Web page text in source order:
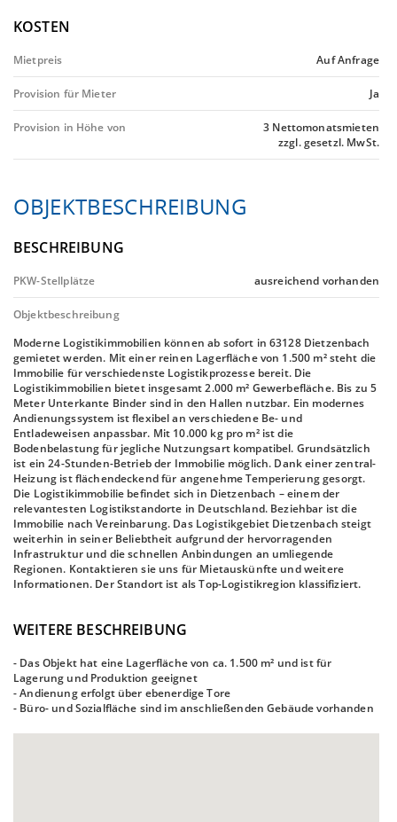
KOSTEN
Mietpreis Auf Anfrage
Provision für Mieter Ja
Provision in Höhe von
3 Nettomonatsmieten
zzgl. gesetzl. MwSt.
OBJEKTBESCHREIBUNG
BESCHREIBUNG
PKW-Stellplätze ausreichend vorhanden
Objektbeschreibung
Moderne Logistikimmobilien können ab sofort in 63128 Dietzenbach
gemietet werden. Mit einer reinen Lagerfläche von 1.500 m² steht die
Immobilie für verschiedenste Logistikprozesse bereit. Die
Logistikimmobilien bietet insgesamt 2.000 m² Gewerbefläche. Bis zu 5
Meter Unterkante Binder sind in den Hallen nutzbar. Ein modernes
Andienungssystem ist flexibel an verschiedene Be- und
Entladeweisen anpassbar. Mit 10.000 kg pro m² ist die
Bodenbelastung für jegliche Nutzungsart kompatibel. Grundsätzlich
ist ein 24-Stunden-Betrieb der Immobilie möglich. Dank einer zentral-
Heizung ist flächendeckend für angenehme Temperierung gesorgt.
Die Logistikimmobilie befindet sich in Dietzenbach – einem der
relevantesten Logistikstandorte in Deutschland. Beziehbar ist die
Immobilie nach Vereinbarung. Das Logistikgebiet Dietzenbach steigt
weiterhin in seiner Beliebtheit aufgrund der hervorragenden
Infrastruktur und die schnellen Anbindungen an umliegende
Regionen. Kontaktieren sie uns für Mietauskünfte und weitere
Informationen. Der Standort ist als Top-Logistikregion klassifiziert.
WEITERE BESCHREIBUNG
- Das Objekt hat eine Lagerfläche von ca. 1.500 m² und ist für
Lagerung und Produktion geeignet
- Andienung erfolgt über ebenerdige Tore
- Büro- und Sozialfläche sind im anschließenden Gebäude vorhanden